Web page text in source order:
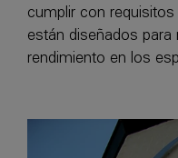
cumplir con
están diseñados para
rendimiento en los